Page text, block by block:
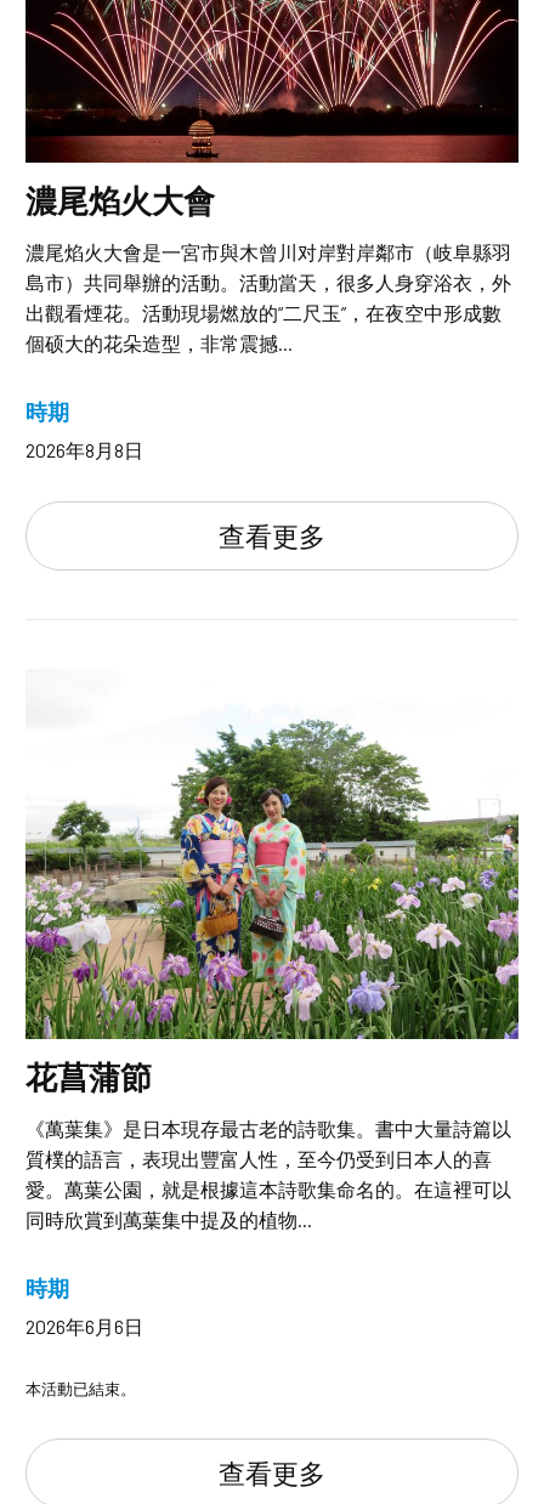
濃尾焰火大會
濃尾焰火大會是一宮市與木曾川对岸對岸鄰市（岐阜縣羽
島市）共同舉辦的活動。活動當天，很多人身穿浴衣，外
出觀看煙花。活動現場燃放的“二尺玉”，在夜空中形成數
個硕大的花朵造型，非常震撼...
時期
2026年8月8日
查看更多
花菖蒲節
《萬葉集》是日本現存最古老的詩歌集。書中大量詩篇以
質樸的語言，表現出豐富人性，至今仍受到日本人的喜
愛。萬葉公園，就是根據這本詩歌集命名的。在這裡可以
同時欣賞到萬葉集中提及的植物...
時期
2026年6月6日
本活動已結束。
查看更多